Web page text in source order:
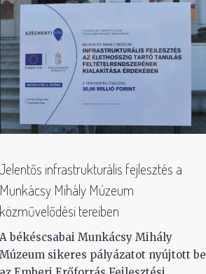
Jelentős infrastrukturális fejlesztés a
Munkácsy Mihály Múzeum
közművelődési tereiben
A békéscsabai Munkácsy Mihály
Múzeum sikeres pályázatot nyújtott be